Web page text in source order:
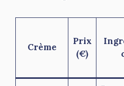
Crème
Prix
(€)